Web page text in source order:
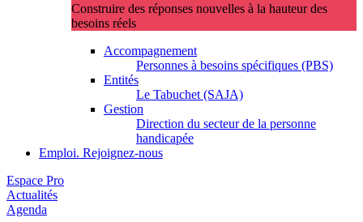
Construire des réponses nouvelles à la hauteur des
besoins réels
Accompagnement
Personnes à besoins spécifiques (PBS)
Entités
Le Tabuchet (SAJA)
Gestion
Direction du secteur de la personne
handicapée
Emploi. Rejoignez-nous
Espace Pro
Actualités
Agenda